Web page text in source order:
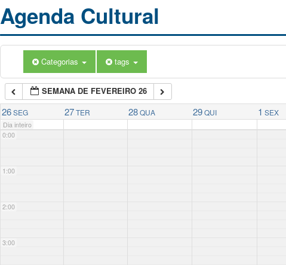
Agenda Cultural
Categorias tags
SEMANA DE FEVEREIRO 26
26 SEG 27 TER 28 QUA 29 QUI 1 SEX
Dia inteiro
0:00
1:00
2:00
3:00